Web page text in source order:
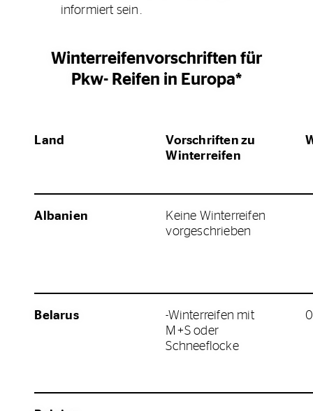
informiert sein.
Winterreifenvorschriften für
Pkw- Reifen in Europa*
Land
Vorschriften zu
Winterreifen
Albanien
Keine Winterreifen
vorgeschrieben
Belarus
-Winterreifen mit
M+S oder
Schneeflocke